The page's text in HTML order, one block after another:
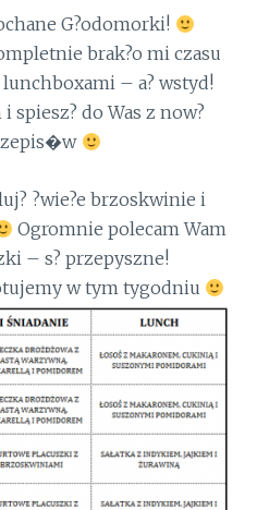
G?odomorki!
brak?o mi czasu
– a? wstyd!
spiesz? do Was z now?
?wie?e brzoskwinie i
Ogromnie polecam Wam
– s? przepyszne!
w tym tygodniu